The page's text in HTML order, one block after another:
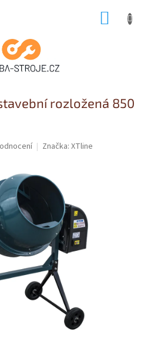
rozložená 850
Značka: XTline